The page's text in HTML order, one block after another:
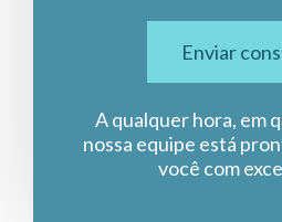
Enviar
A qualquer hora, em
nossa equipe está
você com